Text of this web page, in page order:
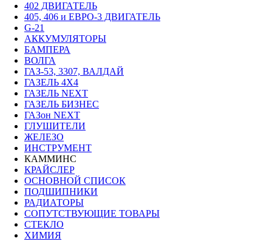
402 ДВИГАТЕЛЬ
405, 406 и ЕВРО-3 ДВИГАТЕЛЬ
G-21
АККУМУЛЯТОРЫ
БАМПЕРА
ВОЛГА
ГАЗ-53, 3307, ВАЛДАЙ
ГАЗЕЛЬ 4Х4
ГАЗЕЛЬ NEXT
ГАЗЕЛЬ БИЗНЕС
ГАЗон NEXT
ГЛУШИТЕЛИ
ЖЕЛЕЗО
ИНСТРУМЕНТ
КАММИНС
КРАЙСЛЕР
ОСНОВНОЙ СПИСОК
ПОДШИПНИКИ
РАДИАТОРЫ
СОПУТСТВУЮЩИЕ ТОВАРЫ
СТЕКЛО
ХИМИЯ